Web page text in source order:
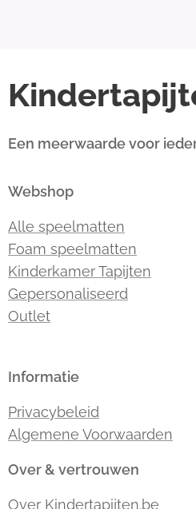
Een meerwaarde voor
Webshop
Alle speelmatten
Foam speelmatten
Kinderkamer Tapijten
Gepersonaliseerd
Outlet
Informatie
Privacybeleid
Algemene Voorwaarden
Over & vertrouwen
Over Kindertapijten.be